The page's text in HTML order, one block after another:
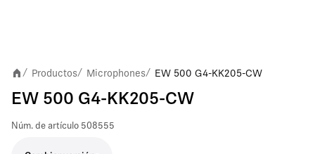
/ Productos/ Microphones/ EW 500 G4-KK205-CW
EW 500 G4-KK205-CW
Núm. de artículo 508555